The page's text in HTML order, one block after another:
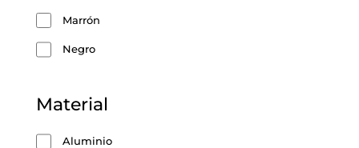
Marrón
Negro
Material
Aluminio